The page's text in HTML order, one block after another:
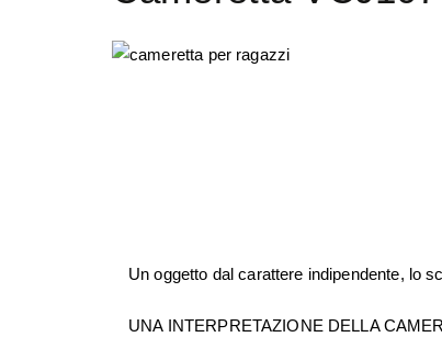
Un oggetto dal carattere indipendente, lo
UNA INTERPRETAZIONE DELLA